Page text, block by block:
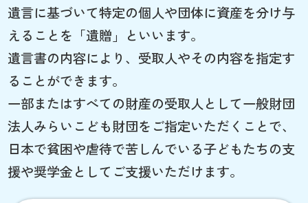
遺言に基づいて特定の個人や団体に資産を分け与
えることを「遺贈」といいます。
遺言書の内容により、受取人やその内容を指定す
ることができます。
一部またはすべての財産の受取人として一般財団
法人みらいこども財団をご指定いただくことで、
日本で貧困や虐待で苦しんでいる子どもたちの支
援や奨学金としてご支援いただけます。